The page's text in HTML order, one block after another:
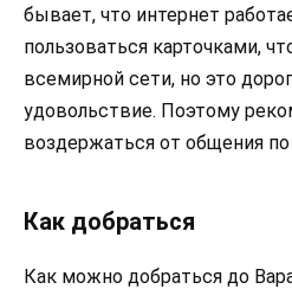
бывает, что интернет
пользоваться карточками,
всемирной сети, но это
удовольствие. Поэтому
воздержаться от общения по
Как добраться
Как можно добраться до